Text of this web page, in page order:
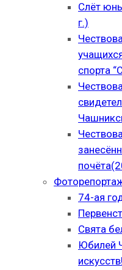
Слёт
г.)
спорта
74-ая
Свята
Юбилей